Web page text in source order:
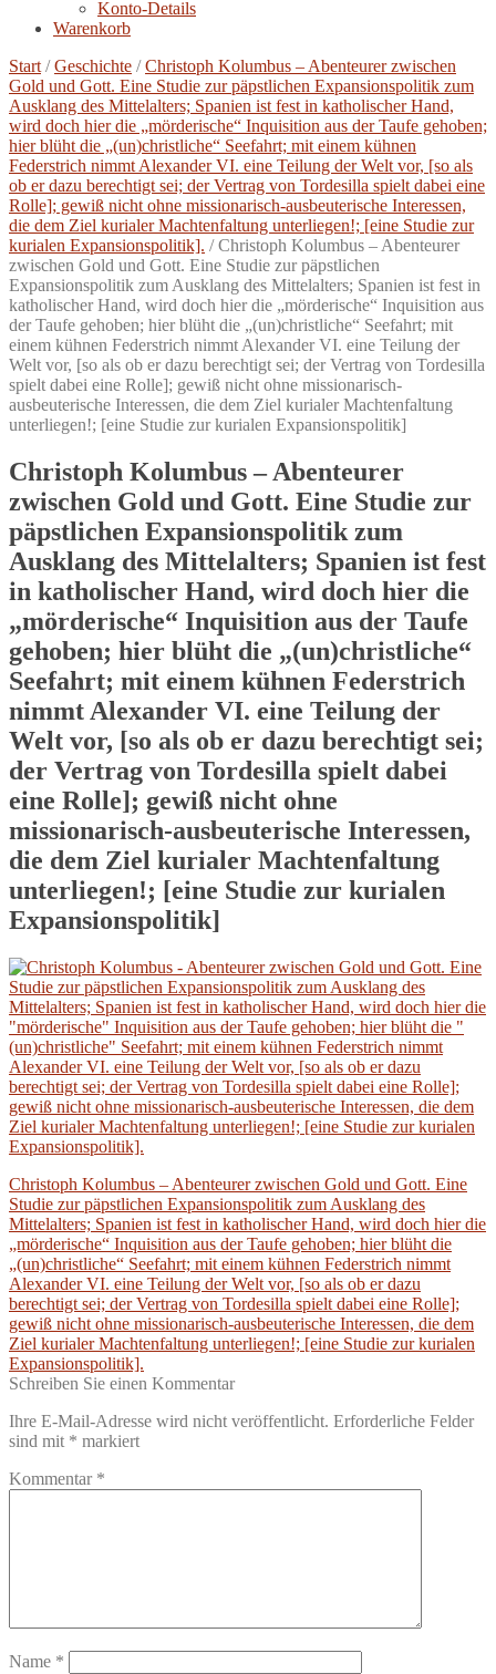
Konto-Details
Warenkorb
Start /Geschichte /Christoph Kolumbus – Abenteurer zwischen
Gold und Gott. Eine Studie zur päpstlichen Expansionspolitik zum
Ausklang des Mittelalters; Spanien ist fest in katholischer Hand,
wird doch hier die „mörderische“ Inquisition aus der Taufe gehoben;
hier blüht die „(un)christliche“ Seefahrt; mit einem kühnen
Federstrich nimmt Alexander VI. eine Teilung der Welt vor, [so als
ob er dazu berechtigt sei; der Vertrag von Tordesilla spielt dabei eine
Rolle]; gewiß nicht ohne missionarisch-ausbeuterische Interessen,
die dem Ziel kurialer Machtenfaltung unterliegen!; [eine Studie zur
kurialen Expansionspolitik]. /Christoph Kolumbus – Abenteurer
zwischen Gold und Gott. Eine Studie zur päpstlichen
Expansionspolitik zum Ausklang des Mittelalters; Spanien ist fest in
katholischer Hand, wird doch hier die „mörderische“ Inquisition aus
der Taufe gehoben; hier blüht die „(un)christliche“ Seefahrt; mit
einem kühnen Federstrich nimmt Alexander VI. eine Teilung der
Welt vor, [so als ob er dazu berechtigt sei; der Vertrag von Tordesilla
spielt dabei eine Rolle]; gewiß nicht ohne missionarisch-
ausbeuterische Interessen, die dem Ziel kurialer Machtenfaltung
unterliegen!; [eine Studie zur kurialen Expansionspolitik]
Christoph Kolumbus – Abenteurer
zwischen Gold und Gott. Eine Studie zur
päpstlichen Expansionspolitik zum
Ausklang des Mittelalters; Spanien ist fest
in katholischer Hand, wird doch hier die
„mörderische“ Inquisition aus der Taufe
gehoben; hier blüht die „(un)christliche“
Seefahrt; mit einem kühnen Federstrich
nimmt Alexander VI. eine Teilung der
Welt vor, [so als ob er dazu berechtigt sei;
der Vertrag von Tordesilla spielt dabei
eine Rolle]; gewiß nicht ohne
missionarisch-ausbeuterische Interessen,
die dem Ziel kurialer Machtenfaltung
unterliegen!; [eine Studie zur kurialen
Expansionspolitik]
Beitragsnavigation
Vorheriger
Beitrag:
Christoph Kolumbus – Abenteurer zwischen Gold und Gott. Eine
Studie zur päpstlichen Expansionspolitik zum Ausklang des
Mittelalters; Spanien ist fest in katholischer Hand, wird doch hier die
„mörderische“ Inquisition aus der Taufe gehoben; hier blüht die
„(un)christliche“ Seefahrt; mit einem kühnen Federstrich nimmt
Alexander VI. eine Teilung der Welt vor, [so als ob er dazu
berechtigt sei; der Vertrag von Tordesilla spielt dabei eine Rolle];
gewiß nicht ohne missionarisch-ausbeuterische Interessen, die dem
Ziel kurialer Machtenfaltung unterliegen!; [eine Studie zur kurialen
Expansionspolitik].
Schreiben Sie einen Kommentar
Ihre E-Mail-Adresse wird nicht veröffentlicht. Erforderliche Felder
sind mit * markiert
Kommentar *
Name *